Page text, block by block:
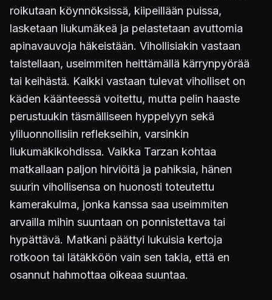
roikutaan köynnöksissä, kiipeillään puissa,
lasketaan liukumäkeä ja pelastetaan avuttomia
apinavauvoja häkeistään. Vihollisiakin vastaan
taistellaan, useimmiten heittämällä kärrynpyörää
tai keihästä. Kaikki vastaan tulevat viholliset on
käden käänteessä voitettu, mutta pelin haaste
perustuukin täsmälliseen hyppelyyn sekä
yliluonnollisiin reflekseihin, varsinkin
liukumäkikohdissa. Vaikka Tarzan kohtaa
matkallaan paljon hirviöitä ja pahiksia, hänen
suurin vihollisensa on huonosti toteutettu
kamerakulma, jonka kanssa saa useimmiten
arvailla mihin suuntaan on ponnistettava tai
hypättävä. Matkani päättyi lukuisia kertoja
rotkoon tai lätäkköön vain sen takia, että en
osannut hahmottaa oikeaa suuntaa.